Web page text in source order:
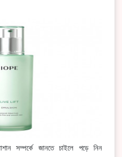
সম্পর্কে জানতে চাইলে পড়ে নিন